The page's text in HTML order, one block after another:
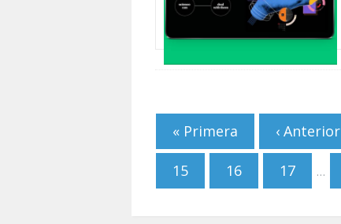
Páginas
« Primera ‹ Anterior
15 16 17 …